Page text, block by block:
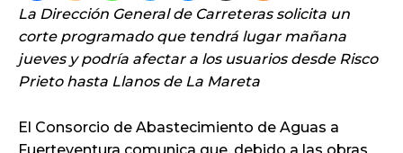
La Dirección General de Carreteras solicita un
corte programado que tendrá lugar mañana
jueves y podría afectar a los usuarios desde Risco
Prieto hasta Llanos de La Mareta
El Consorcio de Abastecimiento de Aguas a